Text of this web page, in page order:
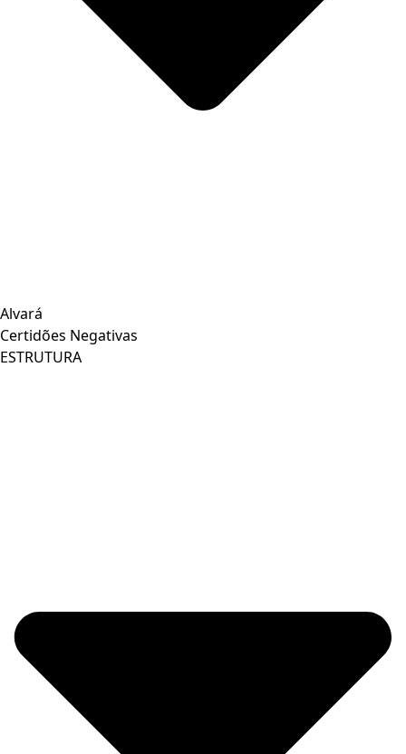
Alvará
Certidões Negativas
ESTRUTURA